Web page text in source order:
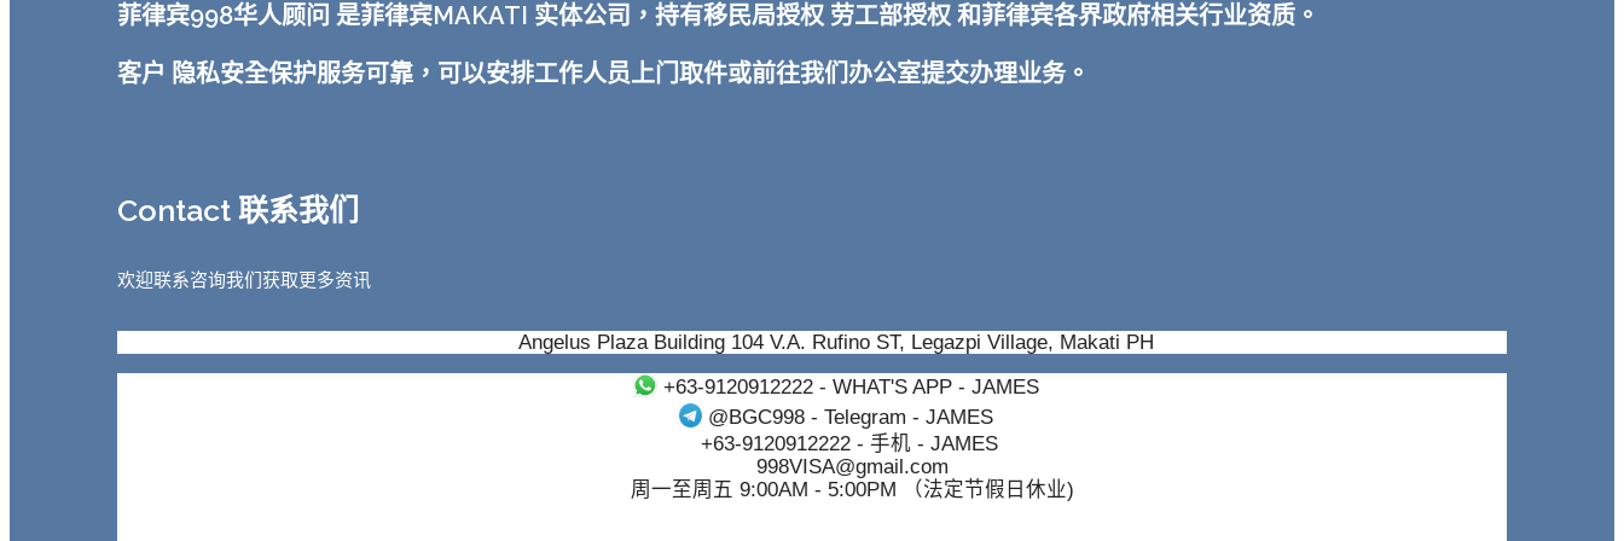
菲律宾998华人顾问 是菲律宾MAKATI 实体公司，持有移民局授权 劳工部授权 和菲律宾各界政府相关行业资质。
客户 隐私安全保护服务可靠，可以安排工作人员上门取件或前往我们办公室提交办理业务。
Contact 联系我们
欢迎联系咨询我们获取更多资讯
Angelus Plaza Building 104 V.A. Rufino ST, Legazpi Village, Makati PH
+63-9120912222- WHAT'S APP - JAMES
@BGC998 - Telegram - JAMES
+63-9120912222- 手机 - JAMES
998VISA@gmail.com
周一至周五 9:00AM - 5:00PM （法定节假日休业)